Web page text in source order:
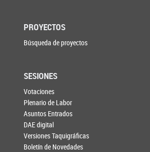
PROYECTOS
Búsqueda de proyectos
SESIONES
Votaciones
Plenario de Labor
Asuntos Entrados
DAE digital
Versiones Taquigráficas
Boletín de Novedades